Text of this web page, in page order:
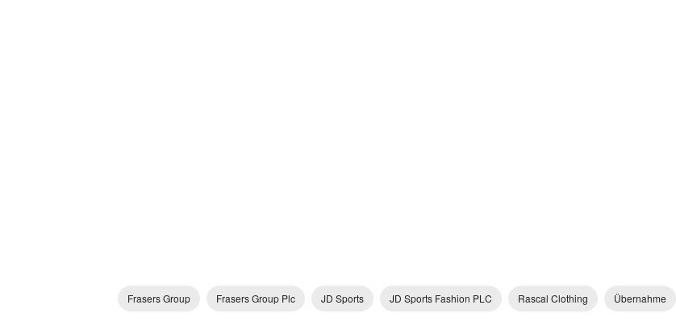
Frasers Group Frasers Group Plc JD Sports JD Sports Fashion PLC Rascal Clothing Übernahme